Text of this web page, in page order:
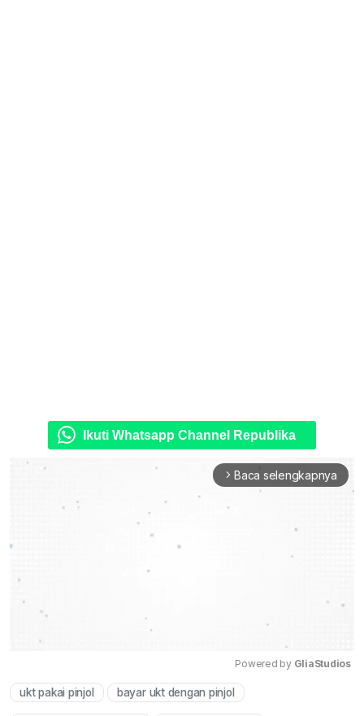
Ikuti Whatsapp Channel Republika
arrow_forward_ios Baca selengkapnya
Powered by GliaStudios
ukt pakai pinjol bayar ukt dengan pinjol